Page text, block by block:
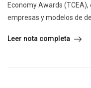
Economy Awards
empresas y modelos de
Leer nota completa